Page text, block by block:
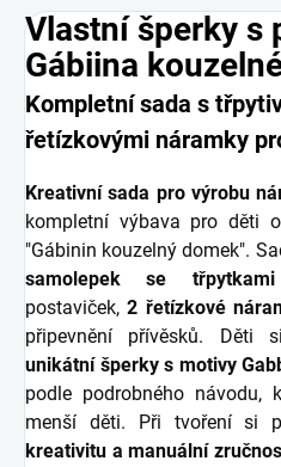
Vlastní šperky s
Gábiina
Kompletní sada s
řetízkovými náramky
Kreativní sada pro výrobu
kompletní výbava pro děti
"Gábinin kouzelný domek".
samolepek se třpytkami
postaviček,2 řetízkové
připevnění přívěsků. Děti
unikátní šperky s motivy
podle podrobného návodu,
menší děti. Při tvoření si
kreativitu a manuální